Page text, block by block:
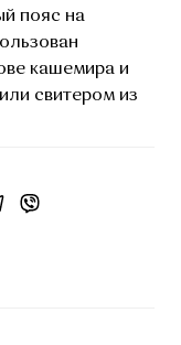
пояс на
кашемира и
свитером из